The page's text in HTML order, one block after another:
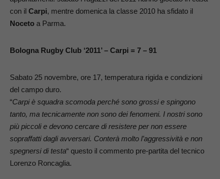
con il Carpi, mentre domenica la classe 2010 ha sfidato il
Noceto a Parma.
Bologna Rugby Club ‘2011’ – Carpi = 7 – 91
Sabato 25 novembre, ore 17, temperatura rigida e condizioni
del campo duro.
“Carpi è squadra scomoda perché sono grossi e spingono
tanto, ma tecnicamente non sono dei fenomeni. I nostri sono
più piccoli e devono cercare di resistere per non essere
sopraffatti dagli avversari. Conterà molto l’aggressività e non
spegnersi di testa“ questo il commento pre-partita del tecnico
Lorenzo Roncaglia.